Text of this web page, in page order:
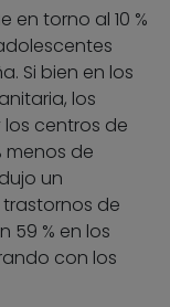
en torno al 10 %
Si bien en los
los
centros de
menos de
un
de
59 % en los
con los